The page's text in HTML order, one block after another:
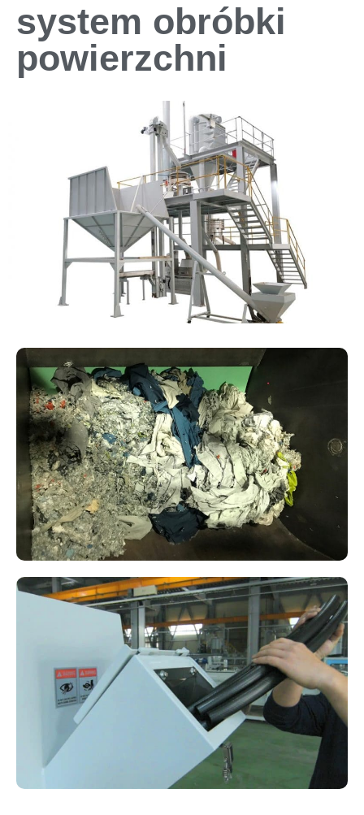
system obróbki
powierzchni